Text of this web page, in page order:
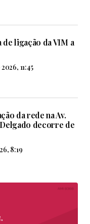
ligação da VIM a
11:45
da rede na Av.
decorre de
8:19